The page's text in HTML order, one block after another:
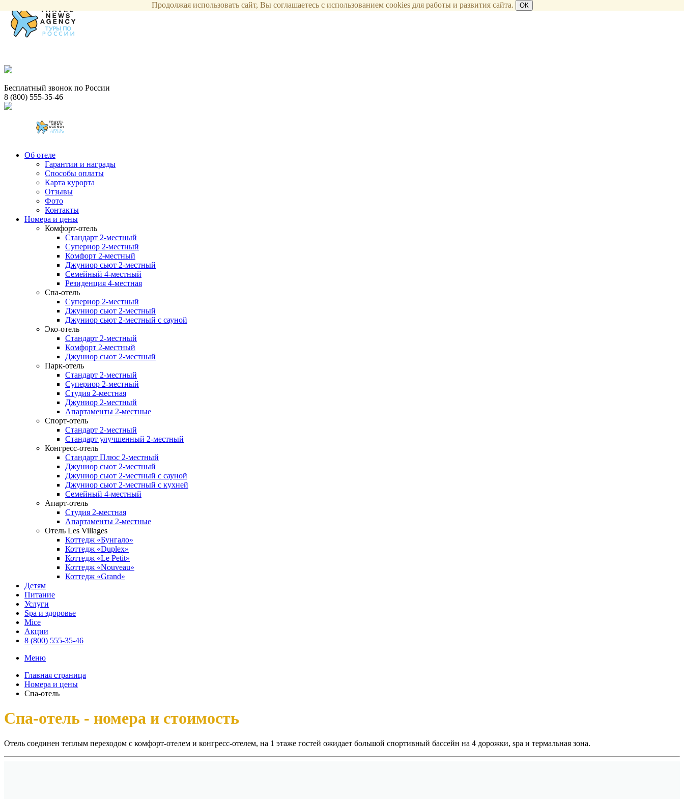
Бесплатный звонок по России
8 (800) 555-35-46
Об отеле
Гарантии и награды
Способы оплаты
Карта курорта
Отзывы
Фото
Контакты
Номера и цены
Комфорт-отель
Стандарт 2-местный
Супериор 2-местный
Комфорт 2-местный
Джуниор сьют 2-местный
Семейный 4-местный
Резиденция 4-местная
Спа-отель
Супериор 2-местный
Джуниор сьют 2-местный
Джуниор сьют 2-местный с сауной
Эко-отель
Стандарт 2-местный
Комфорт 2-местный
Джуниор сьют 2-местный
Парк-отель
Стандарт 2-местный
Супериор 2-местный
Студия 2-местная
Джуниор 2-местный
Апартаменты 2-местные
Спорт-отель
Стандарт 2-местный
Стандарт улучшенный 2-местный
Конгресс-отель
Стандарт Плюс 2-местный
Джуниор сьют 2-местный
Джуниор сьют 2-местный с сауной
Джуниор сьют 2-местный с кухней
Семейный 4-местный
Апарт-отель
Студия 2-местная
Апартаменты 2-местные
Отель Les Villages
Коттедж «Бунгало»
Коттедж «Duplex»
Коттедж «Le Petit»
Коттедж «Nouveau»
Коттедж «Grand»
Детям
Питание
Услуги
Spa и здоровье
Mice
Акции
8 (800) 555-35-46
Меню
Главная страница
Номера и цены
Спа-отель
Спа-отель - номера и стоимость
Отель соединен теплым переходом с комфорт-отелем и конгресс-отелем, на 1 этаже гостей ожидает большой спортивный бассейн на 4 дорожки, spa и термальная зона.
Продолжая использовать сайт, Вы соглашаетесь с использованием cookies для работы и развития сайта. ОК